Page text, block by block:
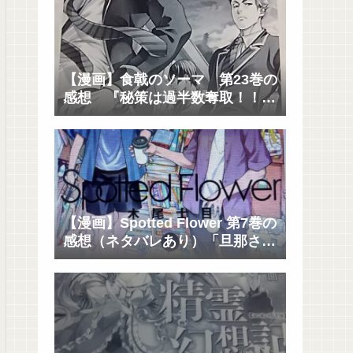
【漫画】食戟のソーマ 第23巻の
感想 『秘策は過半数奪取！！そ
して創真の父城一郎が遠月を去っ
た理由とは？』
【漫画】Spotted Flower 第7巻の
感想（ネタバレあり）「旦那さん
と元カレさんの直接対決」